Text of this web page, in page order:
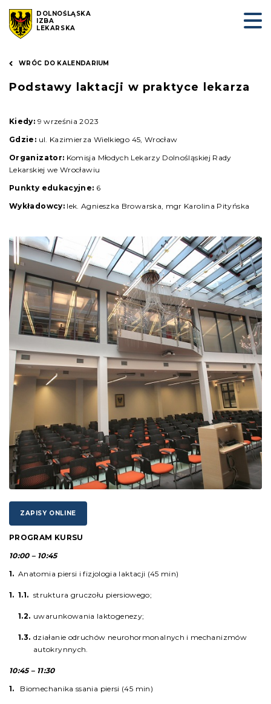
DOLNOŚLĄSKA
IZBA
LEKARSKA
WRÓC DO KALENDARIUM
Podstawy laktacji w praktyce lekarza
Kiedy: 9 września 2023
Gdzie: ul. Kazimierza Wielkiego 45, Wrocław
Organizator: Komisja Młodych Lekarzy Dolnośląskiej Rady
Lekarskiej we Wrocławiu
Punkty edukacyjne: 6
Wykładowcy:lek. Agnieszka Browarska, mgr Karolina Pityńska
ZAPISY ONLINE
PROGRAM KURSU
10:00 – 10:45
Anatomia piersi i fizjologia laktacji (45 min)
struktura gruczołu piersiowego;
uwarunkowania laktogenezy;
działanie odruchów neurohormonalnych i mechanizmów
autokrynnych.
10:45 – 11:30
Biomechanika ssania piersi (45 min)